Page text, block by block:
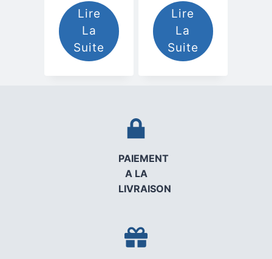
Lire
La
Suite
prix
est
Lire
La
Suite
PAIEMENT
A LA
LIVRAISON